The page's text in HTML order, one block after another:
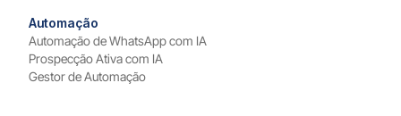
Automação
Automação de WhatsApp com IA
Prospecção Ativa com IA
Gestor de Automação